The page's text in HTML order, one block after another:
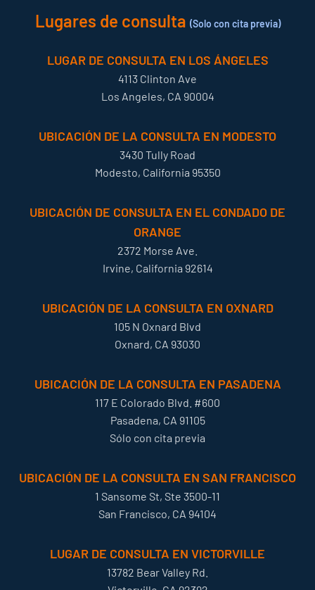
Lugares de consulta (Solo con cita previa)
LUGAR DE CONSULTA EN LOS ÁNGELES
4113 Clinton Ave
Los Angeles, CA 90004
UBICACIÓN DE LA CONSULTA EN MODESTO
3430 Tully Road
Modesto, California 95350
UBICACIÓN DE CONSULTA EN EL CONDADO DE
ORANGE
2372 Morse Ave.
Irvine, California 92614
UBICACIÓN DE LA CONSULTA EN OXNARD
105 N Oxnard Blvd
Oxnard, CA 93030
UBICACIÓN DE LA CONSULTA EN PASADENA
117 E Colorado Blvd. #600
Pasadena, CA 91105
Sólo con cita previa
UBICACIÓN DE LA CONSULTA EN SAN FRANCISCO
1 Sansome St, Ste 3500-11
San Francisco, CA 94104
LUGAR DE CONSULTA EN VICTORVILLE
13782 Bear Valley Rd.